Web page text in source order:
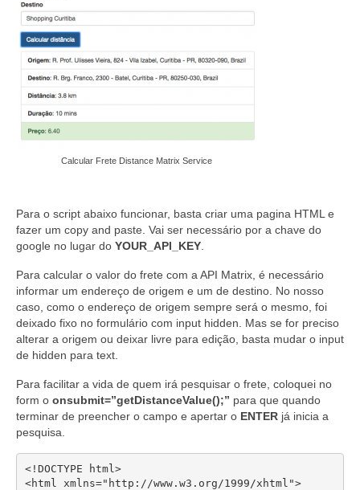
Calcular Frete Distance Matrix Service
Para o script abaixo funcionar, basta criar uma pagina HTML e
fazer um copy and paste. Vai ser necessário por a chave do
google no lugar do YOUR_API_KEY
Para calcular o valor do frete com a API Matrix, é necessário
informar um endereço de origem e um de destino. No nosso
caso, como o endereço de origem sempre será o mesmo, foi
deixado fixo no formulário com input hidden. Mas se for preciso
alterar a origem ou deixar livre para edição, basta mudar o input
de hidden para text.
Para facilitar a vida de quem irá pesquisar o frete, coloquei no
form o onsubmit=”getDistanceValue();” para que quando
terminar de preencher o campo e apertar o ENTER já inicia a
pesquisa.
<!DOCTYPE html>
<html xmlns="http://www.w3.org/1999/xhtml">